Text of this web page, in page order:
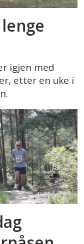
igjen med
etter en uke i